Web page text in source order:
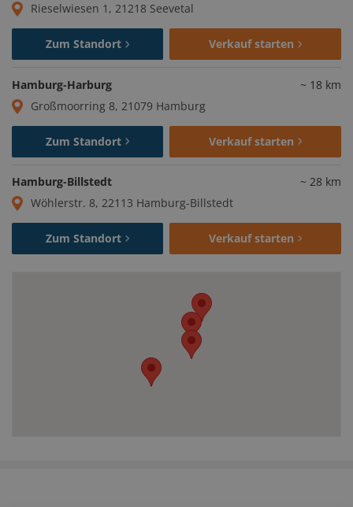
Rieselwiesen 1, 21218 Seevetal
Zum Standort Verkauf starten
Hamburg-Harburg ~ 18 km
Großmoorring 8, 21079 Hamburg
Zum Standort Verkauf starten
Hamburg-Billstedt ~ 28 km
Wöhlerstr. 8, 22113 Hamburg-Billstedt
Zum Standort Verkauf starten